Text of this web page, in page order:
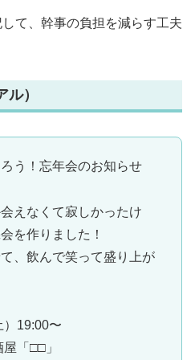
て、幹事の負担を減らす工夫
）
う！忘年会のお知らせ
えなくて寂しかったけ
を作りました！
、飲んで笑って盛り上が
）19:00〜
「□□」